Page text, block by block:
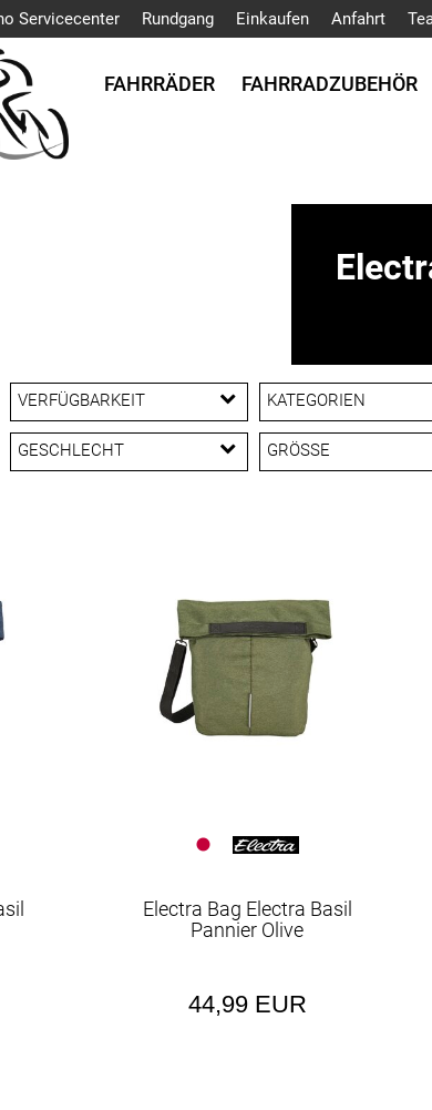
Servicecenter Rundgang Einkaufen Anfahrt
FAHRRÄDER FAHRRADZUBEHÖR
VERFÜGBARKEIT KATEGORIEN
Allround-Helme
Felgen
Flaschenhalter
FX-Fitness
Gepäckträger
Hinterrad-Taschen
Innenlager
Ketten
GESCHLECHT GRÖSSE
Electra Bag Electra Basil
Pannier Olive
44,99 EUR